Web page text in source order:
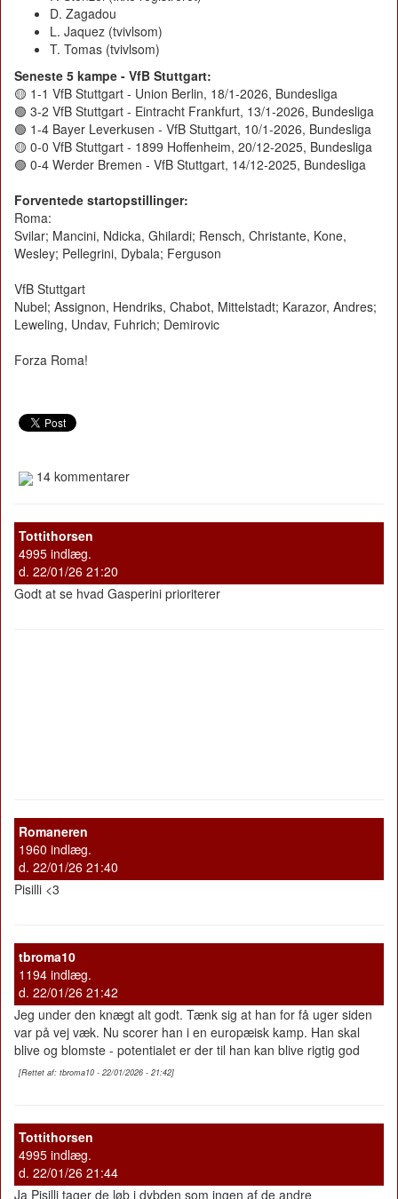
D. Zagadou
L. Jaquez (tvivlsom)
T. Tomas (tvivlsom)
Seneste 5 kampe - VfB Stuttgart:
🟡 1-1 VfB Stuttgart - Union Berlin, 18/1-2026, Bundesliga
🟢 3-2 VfB Stuttgart - Eintracht Frankfurt, 13/1-2026, Bundesliga
🟢 1-4 Bayer Leverkusen - VfB Stuttgart, 10/1-2026, Bundesliga
🟡 0-0 VfB Stuttgart - 1899 Hoffenheim, 20/12-2025, Bundesliga
🟢 0-4 Werder Bremen - VfB Stuttgart, 14/12-2025, Bundesliga
Forventede startopstillinger:
Roma:
Svilar; Mancini, Ndicka, Ghilardi; Rensch, Christante, Kone,
Wesley; Pellegrini, Dybala; Ferguson
VfB Stuttgart
Nubel; Assignon, Hendriks, Chabot, Mittelstadt; Karazor, Andres;
Leweling, Undav, Fuhrich; Demirovic
Forza Roma!
14 kommentarer
Tottithorsen
4995 indlæg.
d. 22/01/26 21:20
Godt at se hvad Gasperini prioriterer
Romaneren
1960 indlæg.
d. 22/01/26 21:40
Pisilli <3
tbroma10
1194 indlæg.
d. 22/01/26 21:42
Jeg under den knægt alt godt. Tænk sig at han for få uger siden
var på vej væk. Nu scorer han i en europæisk kamp. Han skal
blive og blomste - potentialet er der til han kan blive rigtig god
[Rettet af: tbroma10 - 22/01/2026 - 21:42]
Tottithorsen
4995 indlæg.
d. 22/01/26 21:44
Ja Pisilli tager de løb i dybden som ingen af de andre